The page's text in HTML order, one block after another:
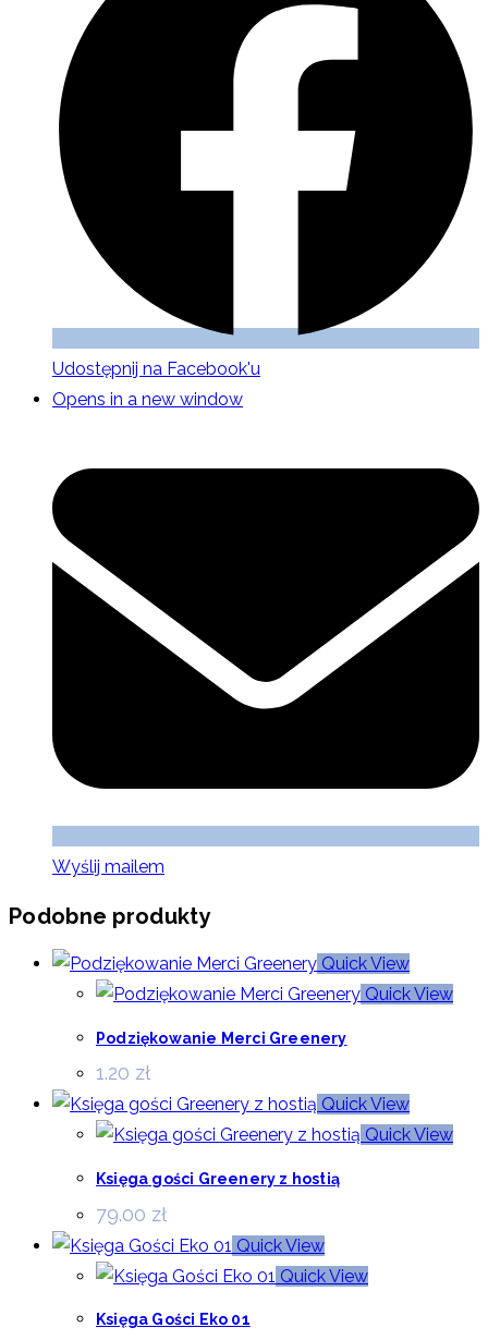
Udostępnij na Facebook'u
Opens in a new window
Wyślij mailem
Podobne produkty
Quick View
Quick View
Podziękowanie Merci Greenery
1.20 zł
Quick View
Quick View
Księga gości Greenery z hostią
79.00 zł
Quick View
Quick View
Księga Gości Eko 01